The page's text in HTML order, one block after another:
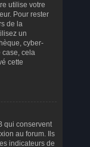
utilise votre
Pour rester
de la
un
cyber-
case, cela
cette
qui conservent
au forum. Ils
indicateurs de